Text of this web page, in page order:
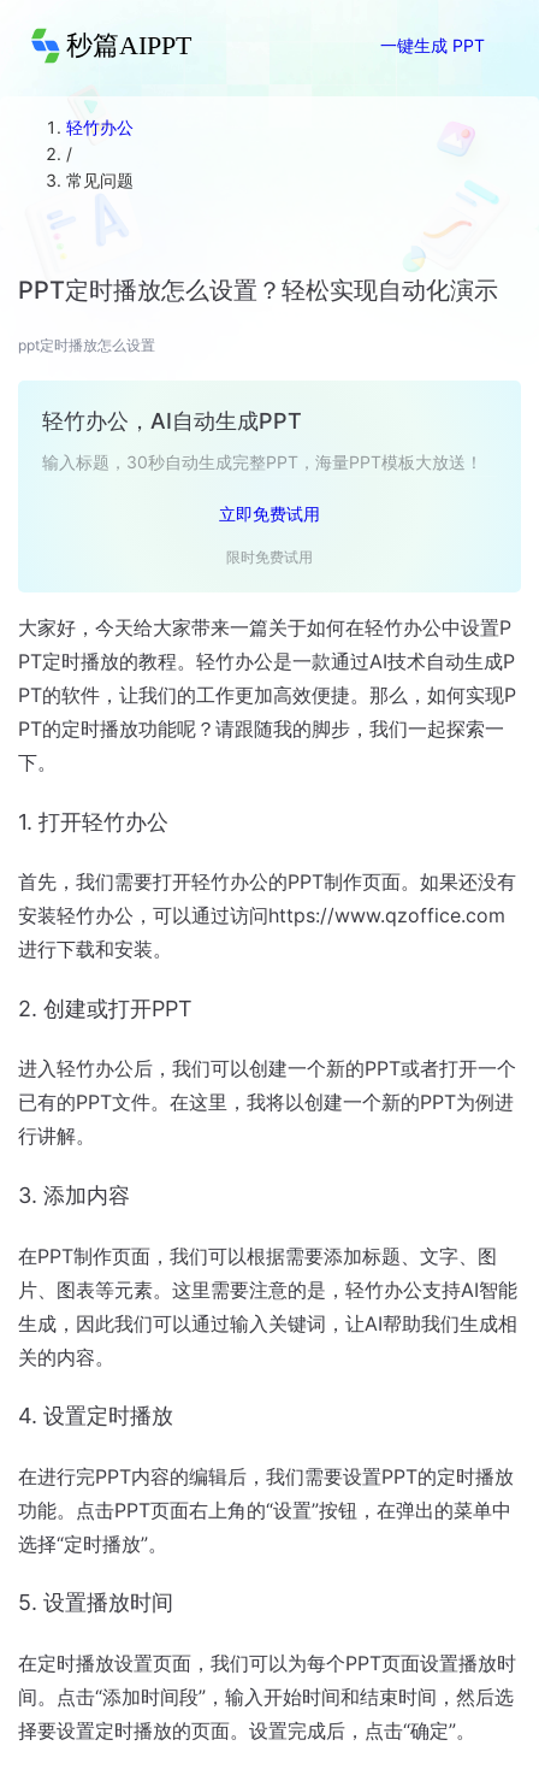
秒篇AIPPT 一键生成 PPT
轻竹办公
/
常见问题
PPT定时播放怎么设置？轻松实现自动化演示
ppt定时播放怎么设置
轻竹办公，AI自动生成PPT
输入标题，30秒自动生成完整PPT，海量PPT模板大放送！
立即免费试用
限时免费试用
大家好，今天给大家带来一篇关于如何在轻竹办公中设置P
PT定时播放的教程。轻竹办公是一款通过AI技术自动生成P
PT的软件，让我们的工作更加高效便捷。那么，如何实现P
PT的定时播放功能呢？请跟随我的脚步，我们一起探索一
下。
1. 打开轻竹办公
首先，我们需要打开轻竹办公的PPT制作页面。如果还没有
安装轻竹办公，可以通过访问https://www.qzoffice.com
进行下载和安装。
2. 创建或打开PPT
进入轻竹办公后，我们可以创建一个新的PPT或者打开一个
已有的PPT文件。在这里，我将以创建一个新的PPT为例进
行讲解。
3. 添加内容
在PPT制作页面，我们可以根据需要添加标题、文字、图
片、图表等元素。这里需要注意的是，轻竹办公支持AI智能
生成，因此我们可以通过输入关键词，让AI帮助我们生成相
关的内容。
4. 设置定时播放
在进行完PPT内容的编辑后，我们需要设置PPT的定时播放
功能。点击PPT页面右上角的“设置”按钮，在弹出的菜单中
选择“定时播放”。
5. 设置播放时间
在定时播放设置页面，我们可以为每个PPT页面设置播放时
间。点击“添加时间段”，输入开始时间和结束时间，然后选
择要设置定时播放的页面。设置完成后，点击“确定”。